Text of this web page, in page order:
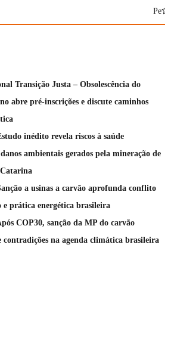
Transição Justa – Obsolescência do
abre pré-inscrições e discute caminhos
inédito revela riscos à saúde
ambientais gerados pela mineração de
a usinas a carvão aprofunda conflito
prática energética brasileira
COP30, sanção da MP do carvão
contradições na agenda climática brasileira